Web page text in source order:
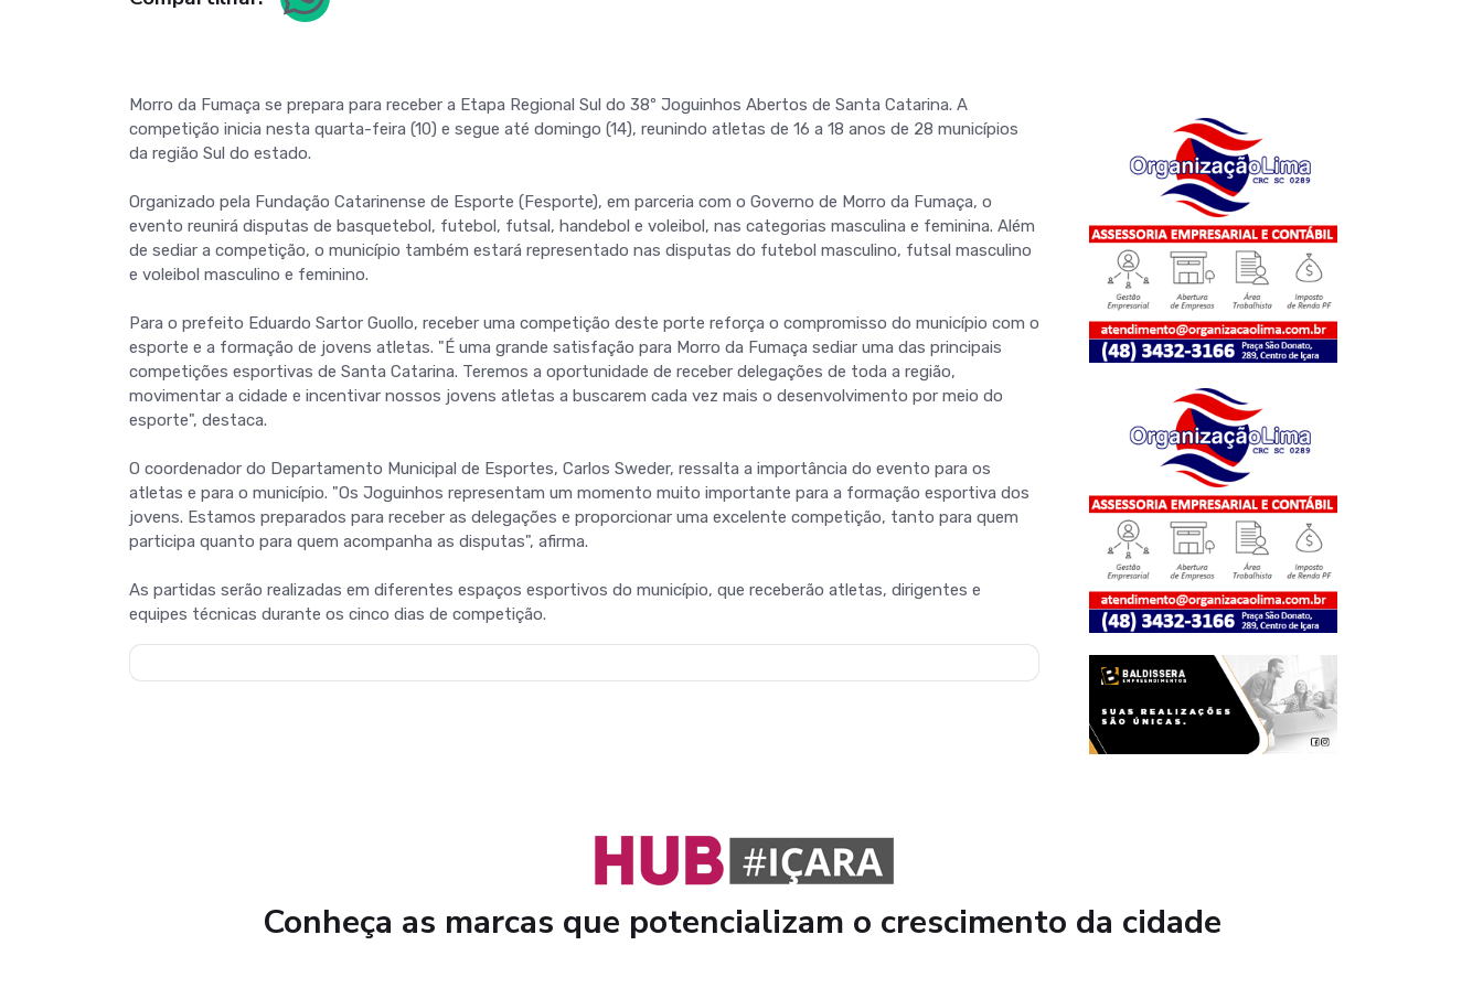
Morro da Fumaça se prepara para receber a Etapa Regional Sul do 38º Joguinhos Abertos de Santa Catarina. A
competição inicia nesta quarta-feira (10) e segue até domingo (14), reunindo atletas de 16 a 18 anos de 28 municípios
da região Sul do estado.
Organizado pela Fundação Catarinense de Esporte (Fesporte), em parceria com o Governo de Morro da Fumaça, o
evento reunirá disputas de basquetebol, futebol, futsal, handebol e voleibol, nas categorias masculina e feminina. Além
de sediar a competição, o município também estará representado nas disputas do futebol masculino, futsal masculino
e voleibol masculino e feminino.
Para o prefeito Eduardo Sartor Guollo, receber uma competição deste porte reforça o compromisso do município com o
esporte e a formação de jovens atletas. "É uma grande satisfação para Morro da Fumaça sediar uma das principais
competições esportivas de Santa Catarina. Teremos a oportunidade de receber delegações de toda a região,
movimentar a cidade e incentivar nossos jovens atletas a buscarem cada vez mais o desenvolvimento por meio do
esporte", destaca.
O coordenador do Departamento Municipal de Esportes, Carlos Sweder, ressalta a importância do evento para os
atletas e para o município. "Os Joguinhos representam um momento muito importante para a formação esportiva dos
jovens. Estamos preparados para receber as delegações e proporcionar uma excelente competição, tanto para quem
participa quanto para quem acompanha as disputas", afirma.
As partidas serão realizadas em diferentes espaços esportivos do município, que receberão atletas, dirigentes e
equipes técnicas durante os cinco dias de competição.
Conheça as marcas que potencializam o crescimento da cidade